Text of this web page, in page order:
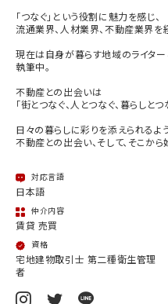
「つなぐ」という役割に魅力を感じ、
流通業界、人材業界、不動産業界を
現在は自身が暮らす地域のライタ
執筆中。
不動産との出会いは
「街とつなぐ、人とつなぐ、暮らしと
日々の暮らしに彩りを添えられるよ
不動産との出会い、そして、そこか
対応言語
日本語
仲介内容
賃貸 売買
資格
宅地建物取引士 第二種衛生管理
者